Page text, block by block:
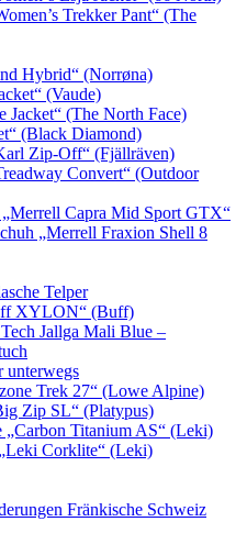
Trekker Pant“ (The
Hybrid“ (Norrøna)
(Vaude)
Jacket“ (The North Face)
(Black Diamond)
Zip-Off“ (Fjällräven)
Convert“ (Outdoor
„Merrell Capra Mid Sport GTX“
„Merrell Fraxion Shell 8
Telper
XYLON“ (Buff)
Jallga Mali Blue –
unterwegs
Trek 27“ (Lowe Alpine)
Zip SL“ (Platypus)
„Carbon Titanium AS“ (Leki)
Corklite“ (Leki)
Fränkische Schweiz